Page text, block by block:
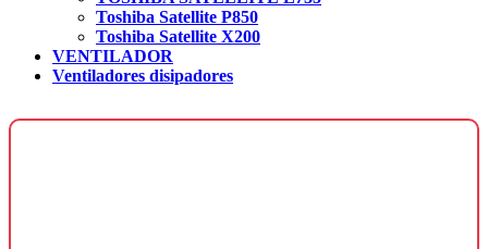
Toshiba Satellite P850
Toshiba Satellite X200
VENTILADOR
Ventiladores disipadores